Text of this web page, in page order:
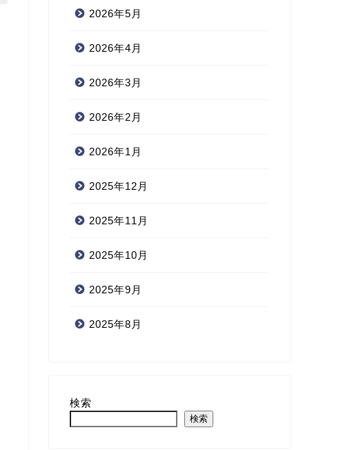
2026年5月
2026年4月
2026年3月
2026年2月
2026年1月
2025年12月
2025年11月
2025年10月
2025年9月
2025年8月
検索
検索